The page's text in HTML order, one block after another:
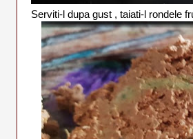
Serviti-l dupa gust , taiati-l rondele